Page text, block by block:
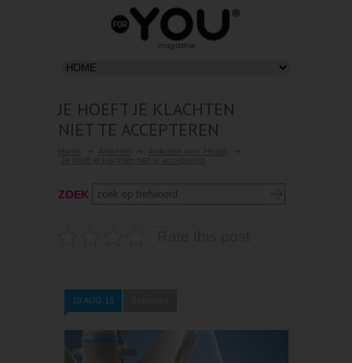
JE HOEFT JE KLACHTEN
NIET TE ACCEPTEREN
ZOEK
19 AUG 15